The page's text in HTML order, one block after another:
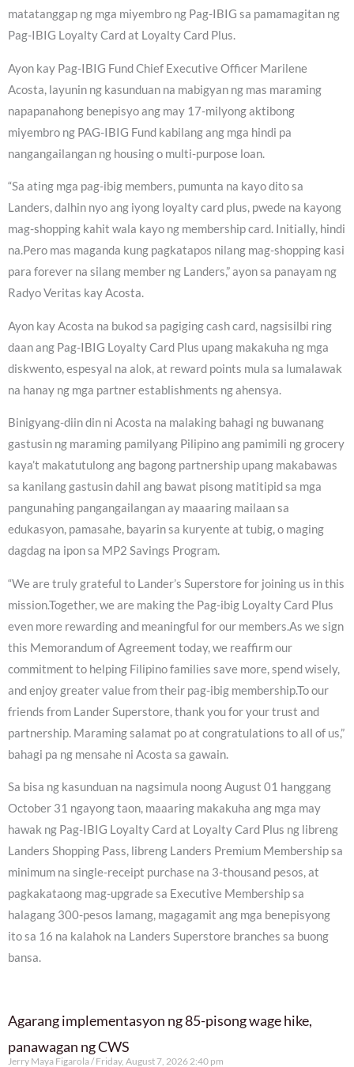
matatanggap ng mga miyembro ng Pag-IBIG sa pamamagitan ng
Pag-IBIG Loyalty Card at Loyalty Card Plus.
Ayon kay Pag-IBIG Fund Chief Executive Officer Marilene
Acosta, layunin ng kasunduan na mabigyan ng mas maraming
napapanahong benepisyo ang may 17-milyong aktibong
miyembro ng PAG-IBIG Fund kabilang ang mga hindi pa
nangangailangan ng housing o multi-purpose loan.
“Sa ating mga pag-ibig members, pumunta na kayo dito sa
Landers, dalhin nyo ang iyong loyalty card plus, pwede na kayong
mag-shopping kahit wala kayo ng membership card. Initially, hindi
na.Pero mas maganda kung pagkatapos nilang mag-shopping kasi
para forever na silang member ng Landers,” ayon sa panayam ng
Radyo Veritas kay Acosta.
Ayon kay Acosta na bukod sa pagiging cash card, nagsisilbi ring
daan ang Pag-IBIG Loyalty Card Plus upang makakuha ng mga
diskwento, espesyal na alok, at reward points mula sa lumalawak
na hanay ng mga partner establishments ng ahensya.
Binigyang-diin din ni Acosta na malaking bahagi ng buwanang
gastusin ng maraming pamilyang Pilipino ang pamimili ng grocery
kaya’t makatutulong ang bagong partnership upang makabawas
sa kanilang gastusin dahil ang bawat pisong matitipid sa mga
pangunahing pangangailangan ay maaaring mailaan sa
edukasyon, pamasahe, bayarin sa kuryente at tubig, o maging
dagdag na ipon sa MP2 Savings Program.
“We are truly grateful to Lander’s Superstore for joining us in this
mission.Together, we are making the Pag-ibig Loyalty Card Plus
even more rewarding and meaningful for our members.As we sign
this Memorandum of Agreement today, we reaffirm our
commitment to helping Filipino families save more, spend wisely,
and enjoy greater value from their pag-ibig membership.To our
friends from Lander Superstore, thank you for your trust and
partnership. Maraming salamat po at congratulations to all of us,”
bahagi pa ng mensahe ni Acosta sa gawain.
Sa bisa ng kasunduan na nagsimula noong August 01 hanggang
October 31 ngayong taon, maaaring makakuha ang mga may
hawak ng Pag-IBIG Loyalty Card at Loyalty Card Plus ng libreng
Landers Shopping Pass, libreng Landers Premium Membership sa
minimum na single-receipt purchase na 3-thousand pesos, at
pagkakataong mag-upgrade sa Executive Membership sa
halagang 300-pesos lamang, magagamit ang mga benepisyong
ito sa 16 na kalahok na Landers Superstore branches sa buong
bansa.
Agarang implementasyon ng 85-pisong wage hike,
panawagan ng CWS
Jerry Maya Figarola Friday, August 7, 2026 2:40 pm